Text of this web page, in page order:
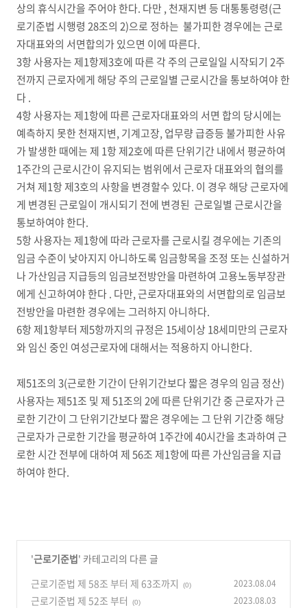
상의 휴식시간을 주어야 한다. 다만 , 천재지변 등 대통통령령(근
로기준법 시행령 28조의 2)으로 정하는 불가피한 경우에는 근로
자대표와의 서면합의가 있으면 이에 따른다.
3항 사용자는 제1항제3호에 따른 각 주의 근로일일 시작되기 2주
전까지 근로자에게 해당 주의 근로일별 근로시간을 통보하여야 한
다 .
4항 사용자는 제1항에 따른 근로자대표와의 서면 합의 당시에는
예측하지 못한 천재지변, 기계고장, 업무량 급증등 불가피한 사유
가 발생한 때에는 제 1항 제2호에 따른 단위기간 내에서 평균하여
1주간의 근로시간이 유지되는 범위에서 근로자 대표와의 협의를
거쳐 제1항 제3호의 사항을 변경할수 있다. 이 경우 해당 근로자에
게 변경된 근로일이 개시되기 전에 변경된 근로일별 근로시간을
통보하여야 한다.
5항 사용자는 제1항에 따라 근로자를 근로시킬 경우에는 기존의
임금 수준이 낮아지지 아니하도록 임금항목을 조정 또는 신설하거
나 가산임금 지급등의 임금보전방안을 마련하여 고용노동부장관
에게 신고하여야 한다 . 다만, 근로자대표와의 서면합의로 임금보
전방안을 마련한 경우에는 그러하지 아니하다.
6항 제1항부터 제5항까지의 규정은 15세이상 18세미만의 근로자
와 임신 중인 여성근로자에 대해서는 적용하지 아니한다.
제51조의 3(근로한 기간이 단위기간보다 짧은 경우의 임금 정산)
사용자는 제51조 및 제 51조의 2에 따른 단위기간 중 근로자가 근
로한 기간이 그 단위기간보다 짧은 경우에는 그 단위 기간중 해당
근로자가 근로한 기간을 평균하여 1주간에 40시간을 초과하여 근
로한 시간 전부에 대하여 제 56조 제1항에 따른 가산임금을 지급
하여야 한다.
'근로기준법' 카테고리의 다른 글
근로기준법 제 58조 부터 제 63조까지
(0) 2023.08.04
근로기준법 제 52조 부터 (0) 2023.08.03